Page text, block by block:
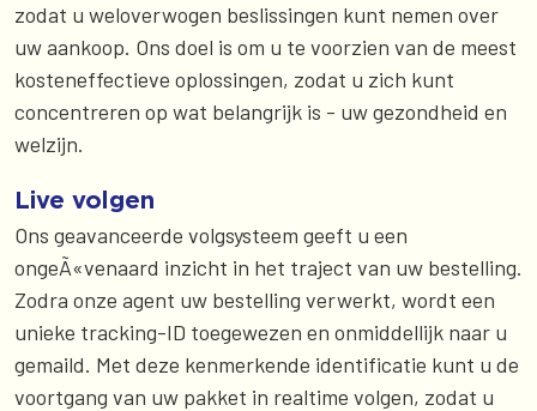
zodat u weloverwogen beslissingen kunt nemen over
uw aankoop. Ons doel is om u te voorzien van de meest
kosteneffectieve oplossingen, zodat u zich kunt
concentreren op wat belangrijk is - uw gezondheid en
welzijn.
Live volgen
Ons geavanceerde volgsysteem geeft u een
ongeÃ«venaard inzicht in het traject van uw bestelling.
Zodra onze agent uw bestelling verwerkt, wordt een
unieke tracking-ID toegewezen en onmiddellijk naar u
gemaild. Met deze kenmerkende identificatie kunt u de
voortgang van uw pakket in realtime volgen, zodat u